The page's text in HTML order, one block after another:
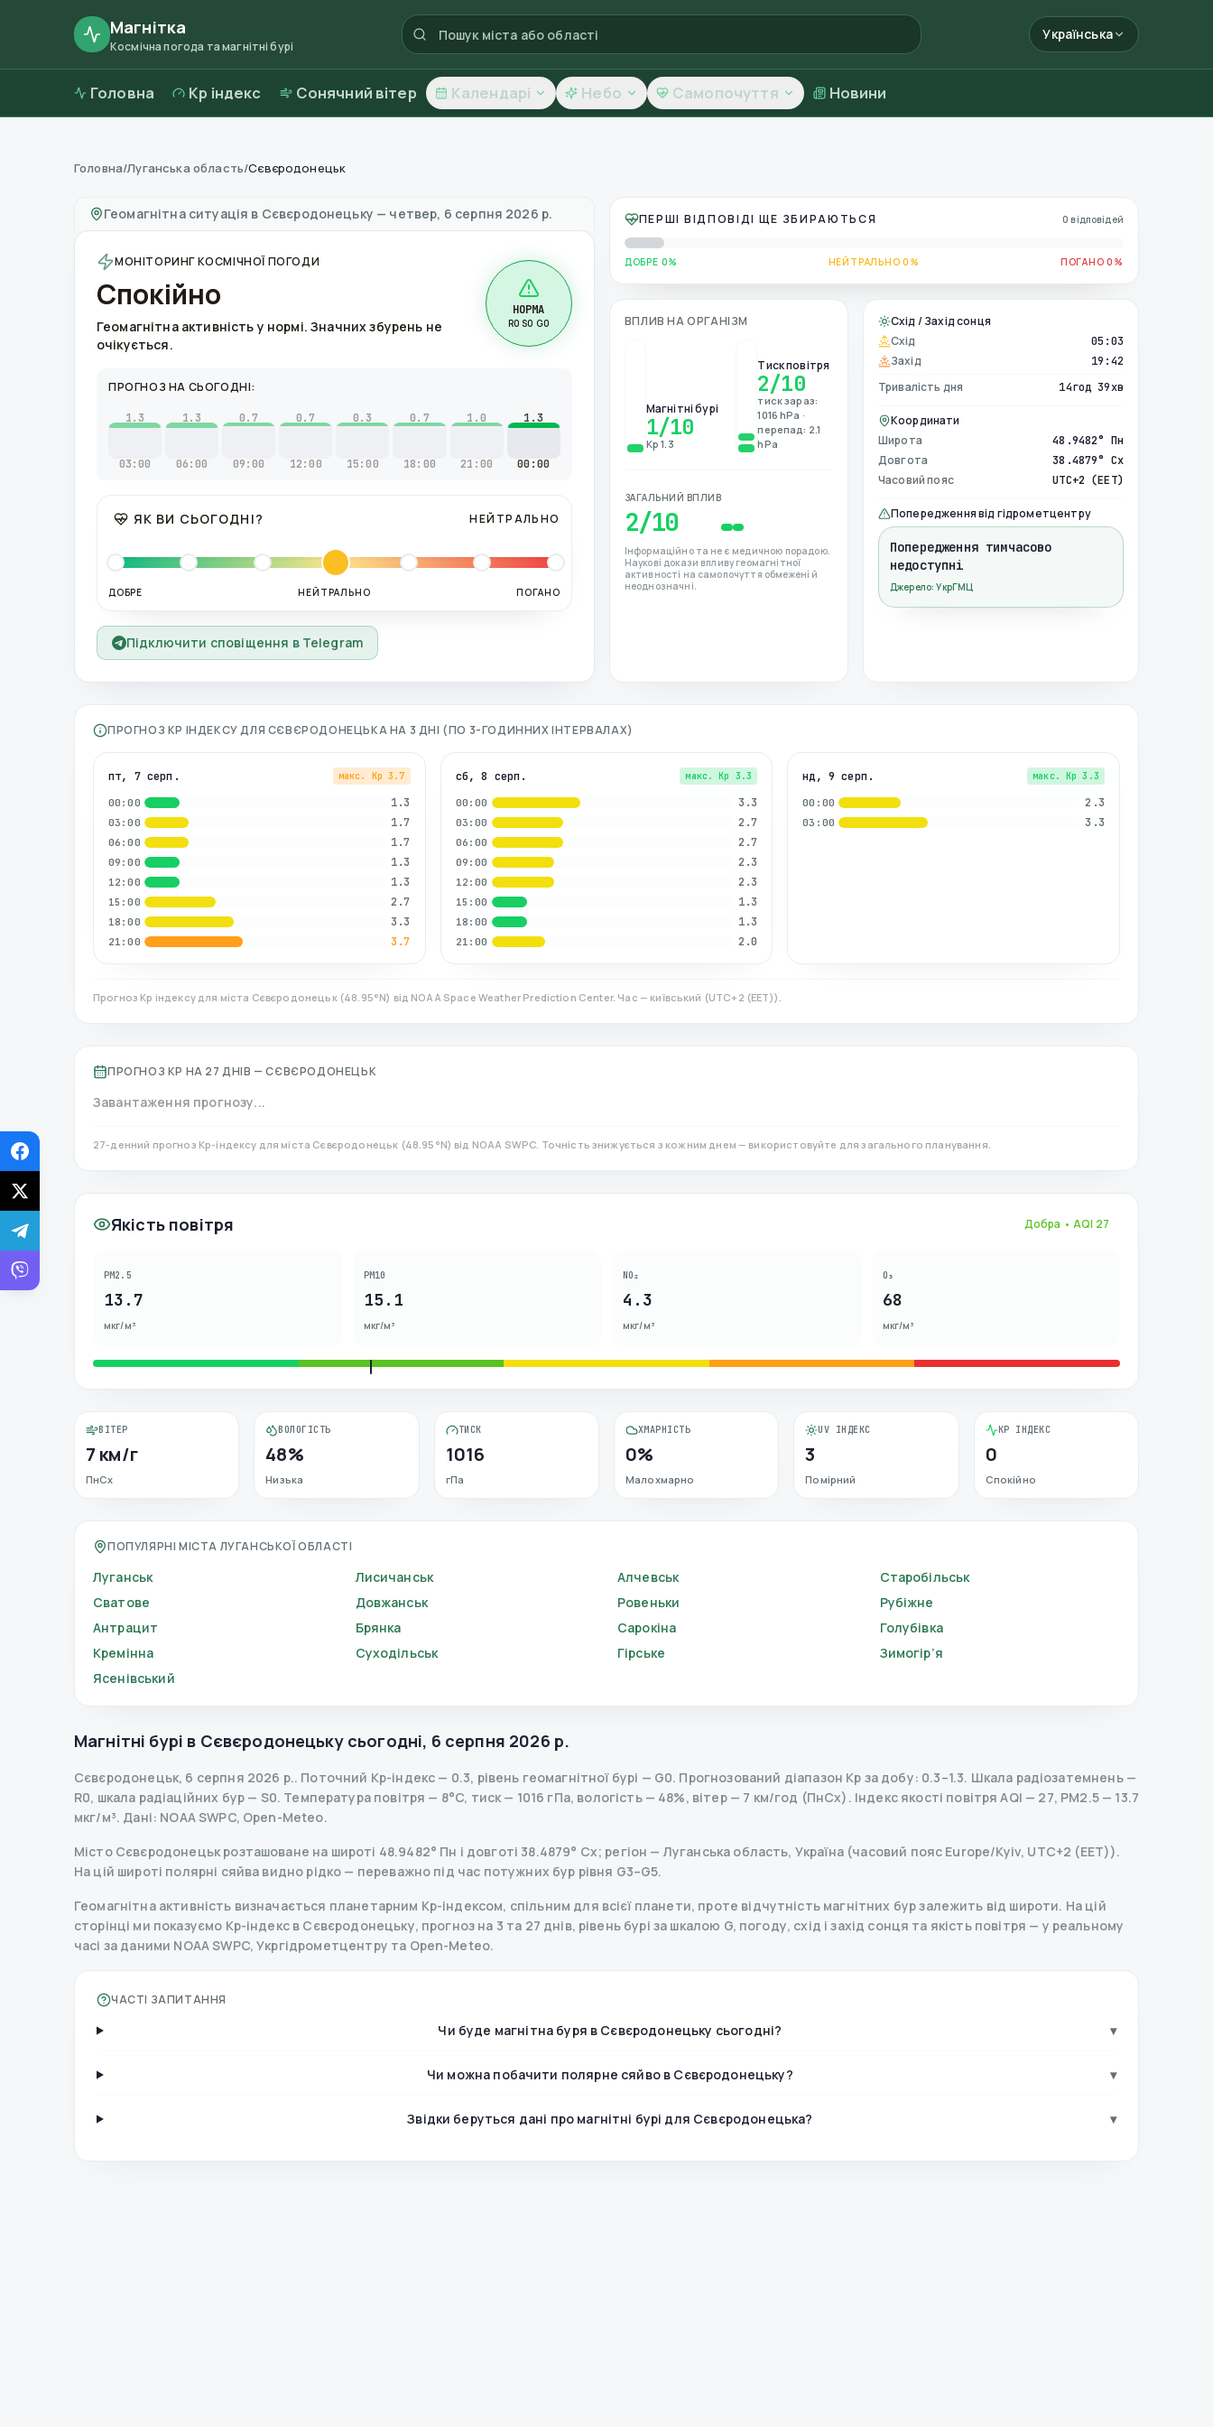
Магнітка
Космічна погода та магнітні бурі
Українська
Головна Kp індекс Сонячний вітер Календарі Небо Самопочуття Новини
Магнітні бурі вСєвєродонецьку—погода та якість повітря
Головна/Луганська область/Сєвєродонецьк
Геомагнітна ситуація в Сєвєродонецьку — четвер, 6 серпня 2026 р.
МОНІТОРИНГ КОСМІЧНОЇ ПОГОДИ
Спокійно
Геомагнітна активність у нормі. Значних збурень не
очікується.
НОРМА
R0 S0 G0
ПРОГНОЗ НА СЬОГОДНІ:
1.3
03:00
1.3
06:00
0.7
09:00
0.7
12:00
0.3
15:00
0.7
18:00
1.0
21:00
1.3
00:00
ЯК ВИ СЬОГОДНІ? НЕЙТРАЛЬНО
ДОБРЕ НЕЙТРАЛЬНО ПОГАНО
Підключити сповіщення в Telegram
ПЕРШІ ВІДПОВІДІ ЩЕ ЗБИРАЮТЬСЯ 0 відповідей
ДОБРЕ 0% НЕЙТРАЛЬНО 0% ПОГАНО 0%
ВПЛИВ НА ОРГАНІЗМ
Магнітні бурі
1/10
Kp 1.3
Тиск повітря
2/10
тиск зараз:
1016 hPa ·
перепад: 2.1
hPa
ЗАГАЛЬНИЙ ВПЛИВ
2/10
Інформаційно та не є медичною порадою.
Наукові докази впливу геомагнітної
активності на самопочуття обмежені й
неоднозначні.
Схід / Захід сонця
Схід
05:03
Захід 19:42
Тривалість дня 14год 39хв
Координати
Широта
48.9482° Пн
Довгота 38.4879° Сх
Часовий пояс UTC+2 (EET)
Попередження від гідрометцентру
Попередження тимчасово
недоступні
Джерело: УкрГМЦ
ПРОГНОЗ KP ІНДЕКСУ ДЛЯ СЄВЄРОДОНЕЦЬКАНА 3 ДНІ (ПО 3-ГОДИННИХ ІНТЕРВАЛАХ)
пт, 7 серп. макс. Kp 3.7
00:00 1.3
03:00 1.7
06:00 1.7
09:00 1.3
12:00 1.3
15:00 2.7
18:00 3.3
21:00 3.7
сб, 8 серп. макс. Kp 3.3
00:00 3.3
03:00 2.7
06:00 2.7
09:00 2.3
12:00 2.3
15:00 1.3
18:00 1.3
21:00 2.0
нд, 9 серп. макс. Kp 3.3
00:00 2.3
03:00 3.3
Прогноз Kp індексу для міста Сєвєродонецьк(48.95°N) від NOAA Space Weather Prediction Center. Час — київський (UTC+2 (EET)).
ПРОГНОЗ KP НА 27 ДНІВ — СЄВЄРОДОНЕЦЬК
Завантаження прогнозу...
27-денний прогноз Kp-індексу для міста Сєвєродонецьк (48.95 °N) від NOAA SWPC. Точність знижується з кожним днем — використовуйте для загального планування.
Якість повітря Добра • AQI 27
PM2.5
13.7
мкг/м³
PM10
15.1
мкг/м³
NO₂
4.3
мкг/м³
O₃
68
мкг/м³
ВІТЕР
7 км/г
ПнСх
ВОЛОГІСТЬ
48%
Низька
ТИСК
1016
гПа
ХМАРНІСТЬ
0%
Малохмарно
UV ІНДЕКС
3
Помірний
KP ІНДЕКС
0
Спокійно
ПОПУЛЯРНІ МІСТА ЛУГАНСЬКОЇ ОБЛАСТІ
Луганськ Лисичанськ Алчевськ
Старобільськ
Сватове
Довжанськ Ровеньки
Рубіжне
Антрацит
Брянка Сарокіна
Голубівка
Кремінна
Суходільськ Гірське
Зимогір’я
Ясенівський
Магнітні бурі в Сєвєродонецьку сьогодні, 6 серпня 2026 р.
Сєвєродонецьк, 6 серпня 2026 р.. Поточний Kp-індекс — 0.3, рівень геомагнітної бурі — G0. Прогнозований діапазон Kp за добу: 0.3–1.3. Шкала радіозатемнень—
R0, шкала радіаційних бур — S0. Температура повітря — 8°C, тиск — 1016 гПа, вологість — 48%, вітер — 7 км/год (ПнСх). Індекс якості повітря AQI — 27, PM2.5 — 13.7
мкг/м³. Дані: NOAA SWPC, Open-Meteo.
Місто Сєвєродонецьк розташоване на широті 48.9482° Пн і довготі 38.4879° Сх; регіон — Луганська область, Україна (часовий пояс Europe/Kyiv, UTC+2 (EET)).
На цій широті полярні сяйва видно рідко — переважно під час потужних бур рівня G3–G5.
Геомагнітна активність визначається планетарним Kp-індексом, спільним для всієї планети, проте відчутність магнітних бур залежить від широти. На цій
сторінці ми показуємо Kp-індекс в Сєвєродонецьку, прогноз на 3 та 27 днів, рівень бурі за шкалою G, погоду, схід і захід сонця та якість повітря — у реальному
часі за даними NOAA SWPC, Укргідрометцентру та Open-Meteo.
ЧАСТІ ЗАПИТАННЯ
Чи буде магнітна буря в Сєвєродонецьку сьогодні? ▾
Чи можна побачити полярне сяйво в Сєвєродонецьку? ▾
Звідки беруться дані про магнітні бурі для Сєвєродонецька? ▾